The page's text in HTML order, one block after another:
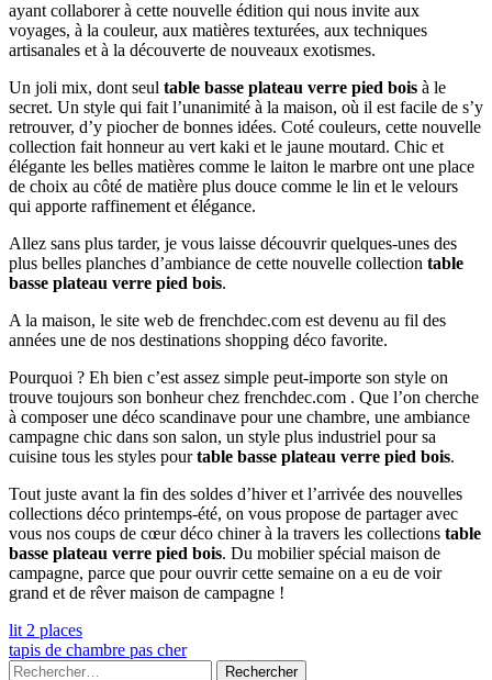
ayant collaborer à cette nouvelle édition qui nous invite aux
voyages, à la couleur, aux matières texturées, aux techniques
artisanales et à la découverte de nouveaux exotismes.
Un joli mix, dont seul table basse plateau verre pied bois à le
secret. Un style qui fait l’unanimité à la maison, où il est facile de s’y
retrouver, d’y piocher de bonnes idées. Coté couleurs, cette nouvelle
collection fait honneur au vert kaki et le jaune moutard. Chic et
élégante les belles matières comme le laiton le marbre ont une place
de choix au côté de matière plus douce comme le lin et le velours
qui apporte raffinement et élégance.
Allez sans plus tarder, je vous laisse découvrir quelques-unes des
plus belles planches d’ambiance de cette nouvelle collection table
basse plateau verre pied bois.
A la maison, le site web de frenchdec.com est devenu au fil des
années une de nos destinations shopping déco favorite.
Pourquoi ? Eh bien c’est assez simple peut-importe son style on
trouve toujours son bonheur chez frenchdec.com . Que l’on cherche
à composer une déco scandinave pour une chambre, une ambiance
campagne chic dans son salon, un style plus industriel pour sa
cuisine tous les styles pourtable basse plateau verre pied bois.
Tout juste avant la fin des soldes d’hiver et l’arrivée des nouvelles
collections déco printemps-été, on vous propose de partager avec
vous nos coups de cœur déco chiner à la travers les collections table
basse plateau verre pied bois. Du mobilier spécial maison de
campagne, parce que pour ouvrir cette semaine on a eu de voir
grand et de rêver maison de campagne !
Navigation
de
Previous
article:
lit 2 places
Next
article:
tapis de chambre pas cher
Colonne
Rechercher :